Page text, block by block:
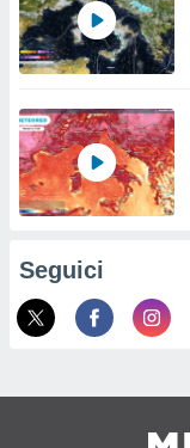
Seguici